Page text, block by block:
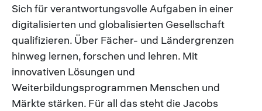
Sich für verantwortungsvolle Aufgaben in einer
digitalisierten und globalisierten Gesellschaft
qualifizieren. Über Fächer- und Ländergrenzen
hinweg lernen, forschen und lehren. Mit
innovativen Lösungen und
Weiterbildungsprogrammen Menschen und
Märkte stärken. Für all das steht die Jacobs